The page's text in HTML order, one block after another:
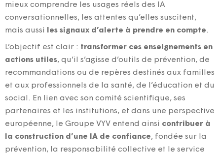
mieux comprendre les usages réels des IA
conversationnelles, les attentes qu’elles suscitent,
mais aussi
les signaux d’alerte à prendre en compte.
L’objectif est clair : transformer ces enseignements en
actions utiles, qu’il s’agisse d’outils de prévention, de
recommandations ou de repères destinés aux familles
et aux professionnels de la santé, de l’éducation et du
social. En lien avec son comité scientifique, ses
partenaires et les institutions, et dans une perspective
européenne, le Groupe VYV entend ainsi contribuer à
la construction d’une IA de confiance, fondée sur la
prévention, la responsabilité collective et le service